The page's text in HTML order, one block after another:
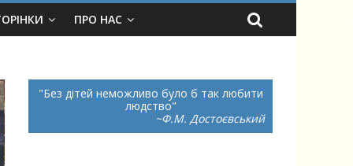
ПРО НАС
Без дітей неможливо було б так любити
людство
~Ф.М. Достоєвський